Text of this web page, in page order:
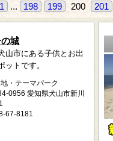
1 ... 198 199 200 201
城
山市にある子供とお出
ットです。
・テーマパーク
0956 愛知県犬山市新川
67-8181